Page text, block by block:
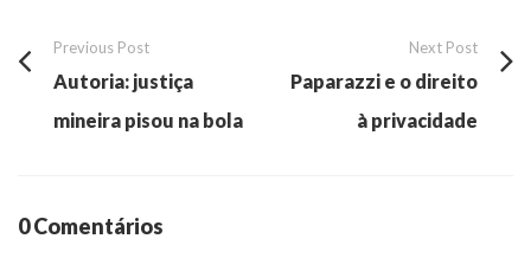
Previous Post
Autoria: justiça
mineira pisou na bola
Next Post
Paparazzi e o direito
à privacidade
0 Comentários